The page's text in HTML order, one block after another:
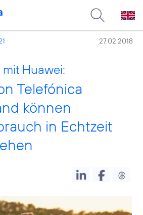
27.02.2018
Huawei:
Telefónica
können
in Echtzeit